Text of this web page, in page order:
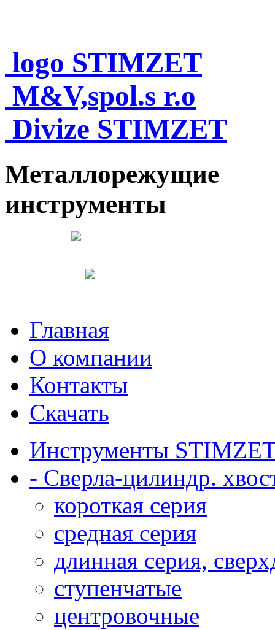
logo STIMZET
M&V,spol.s r.o
Divize STIMZET
Металлорежущие
инструменты
Главная
О компании
Контакты
Скачать
Инструменты
- Сверла-цилиндр.
короткая серия
средная серия
длинная серия,
ступенчатые
центровочные